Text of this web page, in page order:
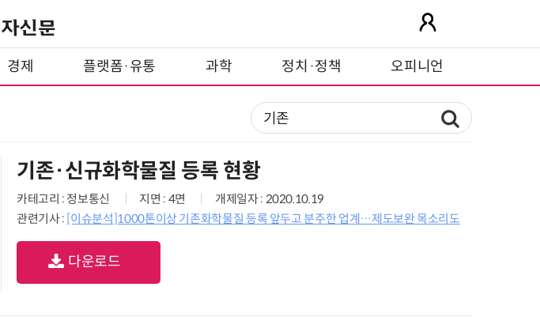
경제 플랫폼·유통 과학 정치·정책 오피니언
기존·신규화학물질 등록 현황
카테고리 : 정보통신 지면 : 4면
개제일자 : 2020.10.19
관련기사 : [이슈분석]1000톤이상 기존화학물질 등록 앞두고 분주한 업계…제도보완 목소리도
다운로드